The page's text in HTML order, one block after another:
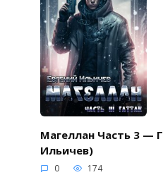
Магеллан Часть 3 —
Ильичев)
0 174